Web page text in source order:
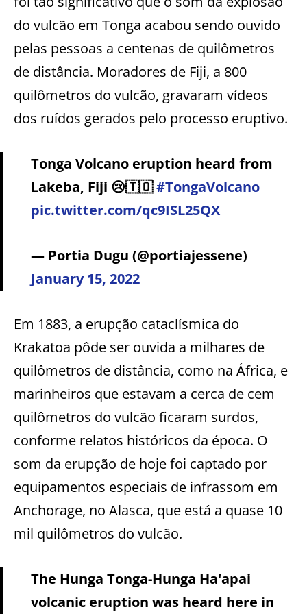
do vulcão em Tonga acabou sendo ouvido
pelas pessoas a centenas de quilômetros
de distância. Moradores de Fiji, a 800
quilômetros do vulcão, gravaram vídeos
dos ruídos gerados pelo processo eruptivo.
Tonga Volcano eruption heard from
Lakeba, Fiji 😢🇹🇴#TongaVolcano
pic.twitter.com/qc9ISL25QX
— Portia Dugu (@portiajessene)
January 15, 2022
Em 1883, a erupção cataclísmica do
Krakatoa pôde ser ouvida a milhares de
quilômetros de distância, como na África, e
marinheiros que estavam a cerca de cem
quilômetros do vulcão ficaram surdos,
conforme relatos históricos da época. O
som da erupção de hoje foi captado por
equipamentos especiais de infrassom em
Anchorage, no Alasca, que está a quase 10
mil quilômetros do vulcão.
The Hunga Tonga-Hunga Ha'apai
volcanic eruption was heard here in